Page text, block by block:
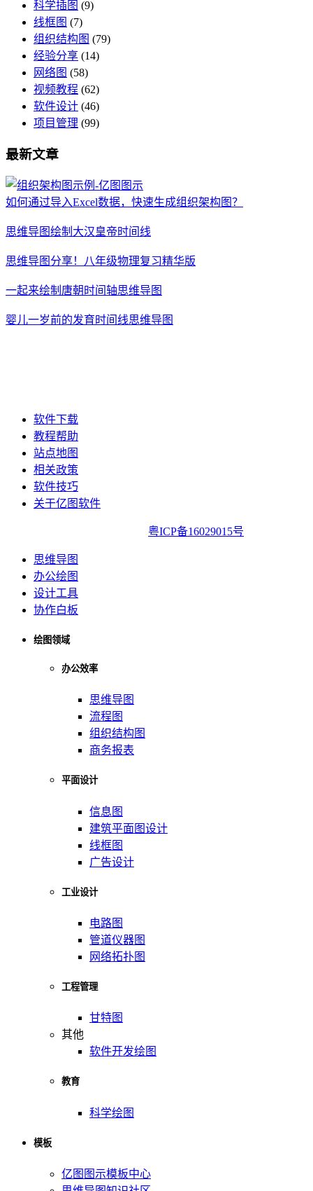
科学插图 (9)
线框图 (7)
组织结构图 (79)
经验分享 (14)
网络图 (58)
视频教程 (62)
软件设计 (46)
项目管理 (99)
最新文章
如何通过导入Excel数据，快速生成组织架构图？
思维导图绘制大汉皇帝时间线
思维导图分享！八年级物理复习精华版
一起来绘制唐朝时间轴思维导图
婴儿一岁前的发育时间线思维导图
软件下载
教程帮助
站点地图
相关政策
软件技巧
关于亿图软件
粤ICP备16029015号
思维导图
办公绘图
设计工具
协作白板
绘图领域
办公效率
思维导图
流程图
组织结构图
商务报表
平面设计
信息图
建筑平面图设计
线框图
广告设计
工业设计
电路图
管道仪器图
网络拓扑图
工程管理
甘特图
其他
软件开发绘图
教育
科学绘图
模板
亿图图示模板中心